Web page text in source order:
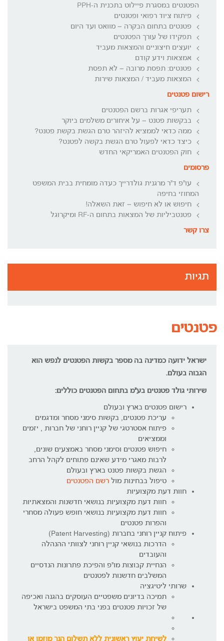
הפטנטים במסגרת פיילוט בתכנית ה-PPH
פיתוח ציוד רפואי ופטנטים
פטנטים בתחום הבקרה – מוואט ועד היום
תפקידו של עורך הפטנטים
יועצים חיצוניים והמצאות מעביד
אמצאות וידע קודם
פטנטים: תפסת מרובה – לא תפסת
המצאות מעביד / המצאות שירות
רישום פטנטים
תעריפי אגרות ברשם הפטנטים
בבקשות פטנט – על איחורים משלמים ביוקר
ממה כדאי לממציא להיזהר טרם הגשת בקשת פטנט?
כיצד כדאי לפעול טרם הגשת בקשה לפטנט?
חוק הפטנטים האמריקאי החדש
פרסומים
עו"פ ד"ר מרגנית גולדרייך כעדה מומחית בבית המשפט
המחוזי בחיפה
חיפוש או לא חיפוש – זאת השאלה!
פטנטביליות של המצאות בתחום ה-RF ומיקרוגל
צרו קשר
תגיות
פטנטים
ישראל ידועה כמדינה בה מספר בקשות הפטנטים לנפש הוא
הגבוה בעולם.
שירותי גולד פטנטים בע"מ בתחום הפטנטים כוללים:
רישום פטנטים בארץ ובעולם
עריכת פטנטים, בקשות סימני מסחר ומדגמים
פיתוח אסטרטגי של קניין רוחני של חברות , יזמים
וממציאים
חיפוש פטנטים וסימני מסחר באמצעים שונים,
לרבות מאגרי מידע שאינם פתוחים לקהל הרחב
הגשת בקשות פטנט בארץ ובעולם
טיפול בבחינות מול רשם הפטנטים
חוות דעת מקצועיות
חוות דעת מקצועיות בנושאי חדשנות והמצאתיות
חוות דעת מקצועיות בנושאי חופש פעולה מסחרי
והפרות פטנטים
פיתוח קניין רוחני בחברות (Patent Harvesting)
הדרכות בנושאי קניין רוחני לצוותי ההנהלה
והעובדים
הנחיית קבוצות מו"פ והפיכת פתרונות הנדסיים
המשלבים חדשנות לפטנטים
שרותי ליטיגציה
תמיכה בדיונים משפטיים העוסקים בהגנה ואכיפה
של זכויות פטנטים בפני בתי המשפט בישראל
לשיחת יעוץ ראשונית ללא תשלום הנך מוזמן או